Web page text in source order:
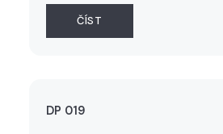
ČÍST
DP 019